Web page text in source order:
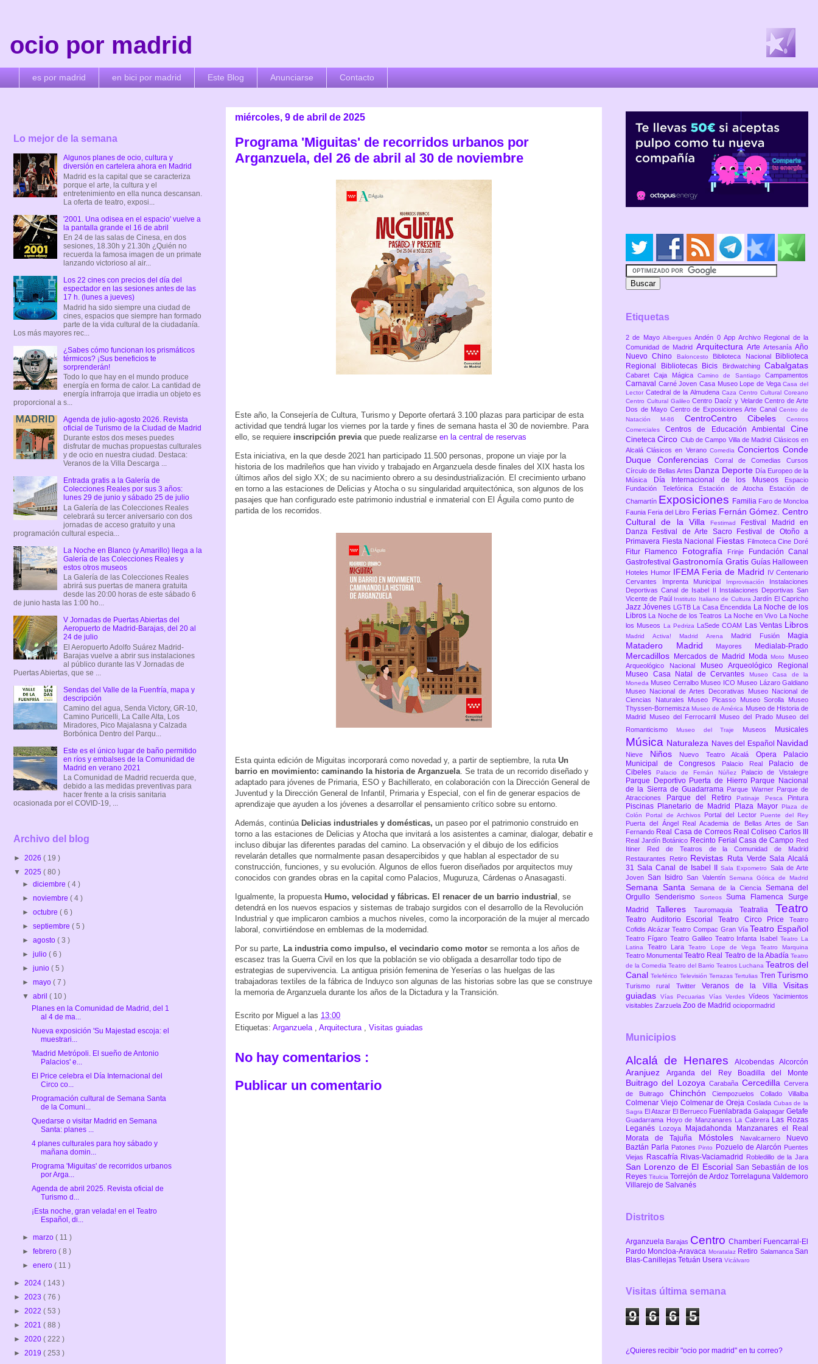
ocio por madrid
es por madrid en bici por madrid Este Blog Anunciarse Contacto
miércoles, 9 de abril de 2025
Programa 'Miguitas' de recorridos urbanos por
Arganzuela, del 26 de abril al 30 de noviembre
Este año, la Consejería de Cultura, Turismo y Deporte ofertará 3.100 plazas para participar de esta
actividad que tendrá lugar los viernes por la tarde y fines de semana hasta el 30 de noviembre. Para
ello, se requiere inscripción previa que puede realizarse en la central de reservas
Esta iniciativa, en la que desde 2021 han participado 11.500 personas, propone un viaje por la
historia de los madrileños que han vivido y trabajado en Arganzuela desde finales del XIX hasta los
últimos años del siglo XX; de su nacimiento obrero a su desindustrialización. El crecimiento urbano
en torno a las estaciones de Delicias y Atocha o su singularidad arquitectónica, son algunos de los
pasajes que han configurado este patrimonio industrial e inmaterial con El Águila como punto de
partida de los recorridos.
Esta quinta edición de Miguitas incorporará como novedad y, a partir de septiembre, la ruta Un
barrio en movimiento: caminando la historia de Arganzuela . Se trata de un recorrido diseñado y
adaptado para jóvenes de Primaria, ESO y Bachillerato, en colaboración con la Dirección General de
Juventud y la Dirección General de Infantil, Primaria y Especial, con el fin de generar espacios de
aprendizaje que ayuden a los jóvenes a desarrollar el pensamiento crítico sobre su entorno.
Además, continúa Delicias industriales y domésticas, un paseo por el patrimonio construido en
torno a las estaciones de Delicias y Atocha que invitará a los asistentes a caminar, dialogar, debatir e
incluso dibujar las diferentes paradas del camino. La observación y el dibujo de los edificios
revelarán detalles que normalmente pasan desapercibidos y que hablan al espectador de su
construcción, funciones, y su evolución. Algunos de ellos fueron diseñados por arquitectos muy
conocidos con grandes obras en la capital como Palacios, Muguruza, Cárdenas o Anasagasti.
Igualmente, la propuesta Humo, velocidad y fábricas. El renacer de un barrio industrial
, se
detendrá en los nuevos espacios y sistemas de trabajo surgidos con el desarrollo de la Revolución
Industrial y que implicaron cambios a muchos niveles, como la incorporación de la mujer al mercado
laboral, convirtiéndose en emblemas de la modernidad.
Por su parte, La industria como impulso, el vecindario como motor se remonta a los años de
escasez tras la Guerra Civil en los que la población se vio obligada a desarrollar todo tipo de
estrategias de supervivencia. La antigua prisión femenina de Yeserías o las huelgas de las
trabajadoras textiles de la fábrica de Induyco son algunas de las historias sobre las que se construye
la memoria de Arganzuela durante los años de la Dictadura y la Transición.
Escrito por Miguel a las 13:00
Etiquetas: Arganzuela , Arquitectura , Visitas guiadas
No hay comentarios :
Publicar un comentario
Lo mejor de la semana
Algunos planes de ocio, cultura y
diversión en cartelera ahora en Madrid
Madrid es la capital que se caracteriza
porque el arte, la cultura y el
entretenimiento en ella nunca descansan.
La oferta de teatro, exposi...
'2001. Una odisea en el espacio' vuelve a
la pantalla grande el 16 de abril
En 24 de las salas de Cinesa, en dos
sesiones, 18.30h y 21.30h ¿Quién no
recuerda la famosa imagen de un primate
lanzando victorioso al air...
Los 22 cines con precios del día del
espectador en las sesiones antes de las
17 h. (lunes a jueves)
Madrid ha sido siempre una ciudad de
cines, espacios que siempre han formado
parte de la vida cultural de la ciudadanía.
Los más mayores rec...
¿Sabes cómo funcionan los prismáticos
térmicos? ¡Sus beneficios te
sorprenderán!
Todo lo que hay en el mundo produce
energía en forma de calor. La cantidad de
energía infrarroja que irradia un objeto es
proporcional a s...
Agenda de julio-agosto 2026. Revista
oficial de Turismo de la Ciudad de Madrid
Durante estos dos meses puedes
disfrutar de muchas propuestas culturales
y de ocio en nuestra ciudad. Destaca:
Veranos de la Villa Descarga ...
Entrada gratis a la Galería de
Colecciones Reales por sus 3 años:
lunes 29 de junio y sábado 25 de julio
La Galería de las Colecciones Reales
celebrará su tercer aniversario con dos
jornadas de acceso gratuito y una
programación cultural especia...
La Noche en Blanco (y Amarillo) llega a la
Galería de las Colecciones Reales y
estos otros museos
La Galería de las Colecciones Reales
abrirá sus puertas de manera gratuita
desde las 20:00 horas de este sábado 6
de junio hasta las 1:00 ho...
V Jornadas de Puertas Abiertas del
Aeropuerto de Madrid-Barajas, del 20 al
24 de julio
El Aeropuerto Adolfo Suárez Madrid-
Barajas vuelve a abrir sus instalaciones
al público durante las V Jornadas de
Puertas Abiertas, que se ...
Sendas del Valle de la Fuenfría, mapa y
descripción
Camino del agua, Senda Victory, GR-10,
Camino Puricelli, La Calle Alta, Los
Miradores, Pico Majalasna y Calzada
Borbónica Dentro del Parqu...
Este es el único lugar de baño permitido
en ríos y embalses de la Comunidad de
Madrid en verano 2021
La Comunidad de Madrid recuerda que,
debido a las medidas preventivas para
hacer frente a la crisis sanitaria
ocasionada por el COVID-19, ...
Archivo del blog
► 2026 ( 19 )
▼ 2025 ( 80 )
►diciembre( 4 )
►noviembre( 4 )
►octubre( 6 )
►septiembre( 5 )
►agosto( 3 )
►julio( 6 )
►junio( 5 )
►mayo( 7 )
▼abril( 10 )
Planes en la Comunidad de Madrid, del 1
al 4 de ma...
Nueva exposición 'Su Majestad escoja: el
muestrari...
'Madrid Metrópoli. El sueño de Antonio
Palacios' e...
El Price celebra el Día Internacional del
Circo co...
Programación cultural de Semana Santa
de la Comuni...
Quedarse o visitar Madrid en Semana
Santa: planes ...
4 planes culturales para hoy sábado y
mañana domin...
Programa 'Miguitas' de recorridos urbanos
por Arga...
Agenda de abril 2025. Revista oficial de
Turismo d...
¡Esta noche, gran velada! en el Teatro
Español, di...
►marzo( 11 )
►febrero( 8 )
►enero( 11 )
► 2024 ( 143 )
► 2023 ( 76 )
► 2022 ( 53 )
► 2021 ( 88 )
► 2020 ( 222 )
► 2019 ( 253 )
Etiquetas
2 de Mayo AlberguesAndén 0 AppArchivo Regional de la
Comunidad de Madrid Arquitectura Arte ArtesaníaAño
Nuevo Chino
Baloncesto Biblioteca Nacional
Biblioteca
Regional
Bibliotecas Bicis Birdwatching Cabalgatas
CabaretCaja MágicaCamino de SantiagoCampamentos
Carnaval Carné JovenCasa Museo Lope de VegaCasa del
LectorCatedral de la Almudena Caza Centro Cultural Coreano
Centro Cultural GalileoCentro Daoíz y VelardeCentro de Arte
Dos de Mayo Centro de Exposiciones Arte CanalCentro de
Natación M-86 CentroCentro Cibeles
Centros
ComercialesCentros de Educación AmbientalCine
CinetecaCirco Club de Campo Villa de Madrid Clásicos en
AlcaláClásicos en Verano Comedia ConciertosConde
Duque Conferencias Corral de Comedias Cursos
Círculo de Bellas Artes Danza Deporte Día Europeo de la
Música
Día Internacional de los Museos
Espacio
Fundación Telefónica
Estación de Atocha
Estación de
Chamartín Exposiciones Familia Faro de Moncloa
Faunia Feria del Libro Ferias Fernán Gómez. Centro
Cultural de la VillaFestimad
Festival Madrid en
Danza
Festival de Arte Sacro
Festival de Otoño a
Primavera Fiesta Nacional Fiestas Filmoteca Cine Doré
Fitur Flamenco Fotografía Frinje
Fundación Canal
Gastrofestival Gastronomía Gratis Guías Halloween
Hoteles Humor IFEMA Feria de Madrid
IV Centenario
Cervantes
Imprenta Municipal Improvisación
Instalaciones
Deportivas Canal de Isabel II
Instalaciones Deportivas San
Vicente de Paúl
Instituto Italiano de CulturaJardín El Capricho
JazzJóvenes LGTB La Casa Encendida La Noche de los
Libros
La Noche de los Teatros La Noche en Vivo
La Noche
los Museos
La Pedriza LaSede COAM Las Ventas Libros
Madrid Activa! Madrid Arena Madrid Fusión Magia
Matadero Madrid Mayores Medialab-Prado
Mercadillos Mercados de Madrid ModaMoto Museo
Arqueológico Nacional
Museo Arqueológico Regional
Museo Casa Natal de Cervantes
Museo Casa de la
Moneda Museo Cerralbo Museo ICO Museo Lázaro Galdiano
Museo Nacional de Artes Decorativas Museo Nacional de
Ciencias Naturales Museo Picasso Museo Sorolla Museo
Thyssen-BornemiszaMuseo de América Museo de Historia de
Madrid
Museo del Ferrocarril Museo del Prado Museo del
Romanticismo
Museo del Traje Museos Musicales
Música Naturaleza Naves del Español Navidad
Nieve Niños Nuevo Teatro Alcalá Opera
Palacio
Municipal de Congresos
Palacio Real
Palacio de
Cibeles
Palacio de Fernán Núñez Palacio de Vistalegre
Parque Deportivo Puerta de Hierro Parque Nacional
de la Sierra de Guadarrama Parque Warner Parque de
Atracciones
Parque del Retiro Patinaje Pesca Pintura
Piscinas Planetario de Madrid Plaza Mayor
Plaza de
Colón Portal de Archivos Portal del LectorPuente del Rey
Puerta del Ángel
Real Academia de Bellas Artes de San
Fernando Real Casa de Correos Real Coliseo Carlos III
Real Jardín Botánico Recinto Ferial Casa de Campo Red
Itiner
Red de Teatros de la Comunidad de Madrid
Restaurantes
Retiro Revistas Ruta VerdeSala Alcalá
31Sala Canal de Isabel IISala Expometro Sala de Arte
JovenSan IsidroSan Valentín Semana Gótica de Madrid
Semana Santa Semana de la Ciencia Semana del
Orgullo Senderismo SorteosSuma FlamencaSurge
Madrid Talleres Tauromaquia Teatralia Teatro
Teatro Auditorio Escorial Teatro Circo Price Teatro
Cofidis AlcázarTeatro Compac Gran Vía Teatro Español
Teatro Fígaro Teatro Galileo Teatro Infanta IsabelTeatro La
Latina Teatro LaraTeatro Lope de Vega Teatro Marquina
Teatro Monumental Teatro Real Teatro de la Abadía Teatro
de la Comedia Teatro del Barrio Teatros Luchana Teatros del
CanalTeleférico TelevisiónTerrazasTertulias Tren Turismo
Turismo rural Twitter Veranos de la VillaVisitas
guiadasVías Pecuarias Vías Verdes VídeosYacimientos
visitables Zarzuela Zoo de Madrid ociopormadrid
Municipios
Alcalá de Henares Alcobendas Alcorcón
AranjuezArganda del Rey Boadilla del Monte
Buitrago del LozoyaCarabaña CercedillaCervera
de Buitrago ChinchónCiempozuelosCollado Villalba
Colmenar Viejo Colmenar de Oreja Coslada Cubas de la
Sagra El Atazar El Berrueco Fuenlabrada Galapagar Getafe
Guadarrama Hoyo de Manzanares La Cabrera Las Rozas
Leganés
Lozoya Majadahonda
Manzanares el Real
Morata de Tajuña Móstoles Navalcarnero
Nuevo
Baztán Parla PatonesPinto Pozuelo de Alarcón Puentes
Viejas
Rascafría Rivas-Vaciamadrid Robledillo de la Jara
San Lorenzo de El Escorial San Sebastián de los
Reyes Titulcia Torrejón de Ardoz Torrelaguna Valdemoro
Villarejo de Salvanés
Distritos
Arganzuela Barajas Centro Chamberí Fuencarral-El
Pardo Moncloa-Aravaca Moratalaz Retiro SalamancaSan
Blas-Canillejas Tetuán Usera Vicálvaro
Visitas última semana
9 6 6 5
¿Quieres recibir "ocio por madrid" en tu correo?